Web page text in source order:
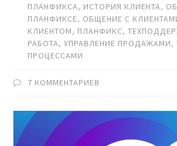
ПЛАНФИКСА, ИСТОРИЯ КЛИЕНТА,
ПЛАНФИКСЕ, ОБЩЕНИЕ С
КЛИЕНТОМ, ПЛАНФИКС,
РАБОТА,УПРАВЛЕНИЕ ПРОДАЖАМИ,
ПРОЦЕССАМИ
7 КОММЕНТАРИЕВ